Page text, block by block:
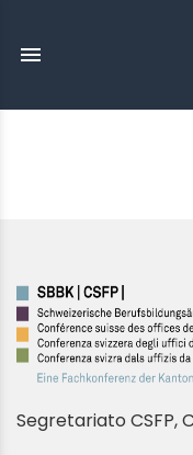
menu
Segretariato CSFP,